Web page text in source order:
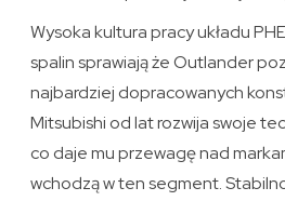
Wysoka kultura pracy układu
spalin sprawiają że Outlander
najbardziej dopracowanych
Mitsubishi od lat rozwija swoje
co daje mu przewagę nad
wchodzą w ten segment.